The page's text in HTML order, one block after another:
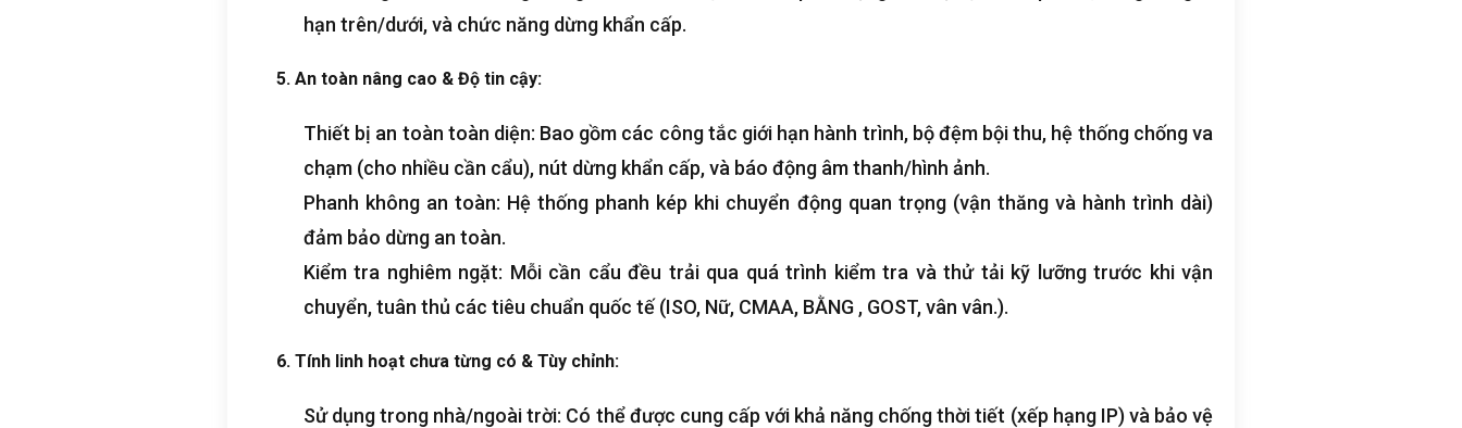
hạn trên/dưới, và chức năng dừng khẩn cấp.
5. An toàn nâng cao & Độ tin cậy:
Thiết bị an toàn toàn diện: Bao gồm các công tắc giới hạn hành trình, bộ đệm bội thu, hệ thống chống va
chạm (cho nhiều cần cẩu), nút dừng khẩn cấp, và báo động âm thanh/hình ảnh.
Phanh không an toàn: Hệ thống phanh kép khi chuyển động quan trọng (vận thăng và hành trình dài)
đảm bảo dừng an toàn.
Kiểm tra nghiêm ngặt: Mỗi cần cẩu đều trải qua quá trình kiểm tra và thử tải kỹ lưỡng trước khi vận
chuyển, tuân thủ các tiêu chuẩn quốc tế (ISO, Nữ, CMAA, BẰNG , GOST, vân vân.).
6. Tính linh hoạt chưa từng có & Tùy chỉnh:
Sử dụng trong nhà/ngoài trời: Có thể được cung cấp với khả năng chống thời tiết (xếp hạng IP) và bảo vệ